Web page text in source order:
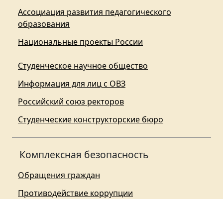
Ассоциация развития педагогического
образования
Национальные проекты России
Студенческое научное общество
Информация для лиц с ОВЗ
Российский союз ректоров
Студенческие конструкторские бюро
Комплексная безопасность
Обращения граждан
Противодействие коррупции